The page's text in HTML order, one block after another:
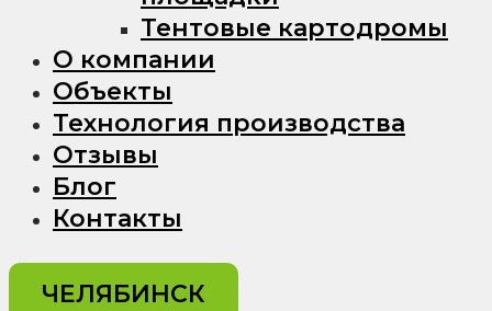
Тентовые картодромы
О компании
Объекты
Технология производства
Отзывы
Блог
Контакты
ЧЕЛЯБИНСК